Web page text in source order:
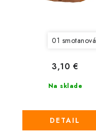
01 smotanová
Na sklade
3,10 €
DETAIL